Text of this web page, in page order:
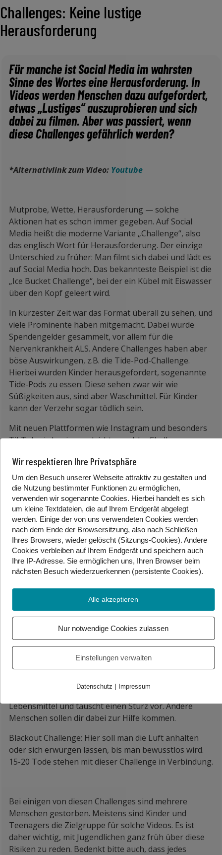
Challenges: Keine lustige
Herausforderung
Für manche ist Social Media im wahrsten
Sinne des Wortes eine Herausforderung. In
Videos werden Menschen dazu aufgefordert,
etwas „Lustiges“ auszuprobieren und sich
dabei zu filmen. Aber was passiert, wenn
diese Challenges gefährlich werden?
*Alternativlink zum Video: Youtube
Mutprobe, Wette, Herausforderung — solche
Aktionen hat es schon immer gegeben. Auf Social
Media heißt die moderne Variante „Challenge“, also
das englisch Wort für Herausforderung. Der einzige
Unterschied zu früher: Man filmt sich dabei und lädt es
auf Social Media hoch. Das bekannteste Beispiel ist die
„Ice Bucket Challenge“, bei der ein Kübel mit Eiswasser
über den Kopf geleert wird.
In kürzester Zeit war das Format überall zu sehen, und
viele Prominente haben mitgemacht. Dabei wurde
Spendengelder gesammelt, vor allem für die
Nervenkrankheit ALS. Andere Challenges haben aber
böse Auswirkungen, z.B. die Tide-Pod-Challenge.
Hierbei wurden Kinder herausgefordert, sogenannte
Tide-Pods zu essen. Diese sehen zwar wir wie
Süßigkeiten aus, sind aber Waschmittel. Für Kinder
kann der Verzehr sogar tödlich sein.
Mit neuen Plattformen wie Instagram und besonders
TikTok wird es immer leichter, solche Challenge-
Algorithmen erkennen Trends und verbreiten sie
automatisch weiter, um mehr Aufmerksamkeit und
Views auf der Plattform zu generieren. Dabei wird
ignoriert, ob die Inhalte gefährlich sein können.
Marketing-Firmen entwerfen gerne Challenges, um
Aufmerksamkeit für neue Produkte, wie. z.B. Filme, zu
generieren. Hier sind einige Beispiele von Challenges,
die es tatsächlich gegeben hat:
Hot Pepper Challenge: scharfes Essen kann starke
Bauchschmerzen und sogar allergische Reaktionen
verursachen.
Sunburn Art: Was zunächst lustig aussieht, kann sehr
schnell zu Hautkrebs führen!
Cinnamon Challenge: Zimt kann leicht eingeatmet
Lebensmittel und täuscht einen Sturz vor. Andere
Menschen sollen dir dabei zur Hilfe kommen.
Blackout Challenge: Hier soll man die Luft anhalten
oder sich erwürgen lassen, bis man bewusstlos wird.
15-20 Tode stehen mit dieser Challenge in Verbindung.
Bei einigen von diesen Challenges sind mehrere
Menschen gestorben. Meistens sind Kinder und
Teenagers die Zielgruppe für solche Videos. Es ist
daher wichtig, mit Jugendlichen ganz früh über diese
Risiken zu reden. Bedenkt bitte auch, dass jedes
Wir respektieren Ihre Privatsphäre
Um den Besuch unserer Webseite attraktiv zu gestalten und
die Nutzung bestimmter Funktionen zu ermöglichen,
verwenden wir sogenannte Cookies. Hierbei handelt es sich
um kleine Textdateien, die auf Ihrem Endgerät abgelegt
werden. Einige der von uns verwendeten Cookies werden
nach dem Ende der Browsersitzung, also nach Schließen
Ihres Browsers, wieder gelöscht (Sitzungs-Cookies). Andere
Cookies verbleiben auf Ihrem Endgerät und speichern auch
Ihre IP-Adresse. Sie ermöglichen uns, Ihren Browser beim
nächsten Besuch wiederzuerkennen (persistente Cookies).
Alle akzeptieren
Nur notwendige Cookies zulassen
Einstellungen verwalten
Datenschutz | Impressum